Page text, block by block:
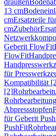
draußen
13 cm
cmErsatzteile
cmZubehör
Geberit FlowFit
FlowFit
für
Kompatibilität
[2]
Abpressstopfen
für Geberit
PushFit